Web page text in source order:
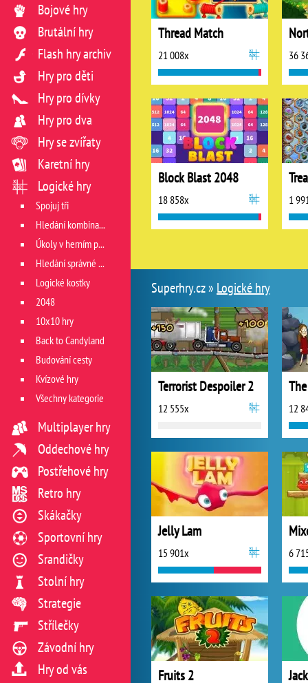
Thread Match
21 008x 36
Block Blast 2048
18 858x 1
Superhry.cz » Logické hry
Terrorist Despoiler 2
12 555x 12
Jelly Lam
15 901x 6
Fruits 2
Bojové hry
Brutální hry
Flash hry archiv
Hry pro děti
Hry pro dívky
Hry pro dva
Hry se zvířaty
Karetní hry
Logické hry
Spojuj tři
Hledání kombinace
Úkoly v herním poli
Hledání správné cesty
Logické kostky
2048
10x10 hry
Back to Candyland
Budování cesty
Kvízové hry
Všechny kategorie
Multiplayer hry
Oddechové hry
Postřehové hry
Retro hry
Skákačky
Sportovní hry
Srandičky
Stolní hry
Strategie
Střílečky
Závodní hry
Hry od vás